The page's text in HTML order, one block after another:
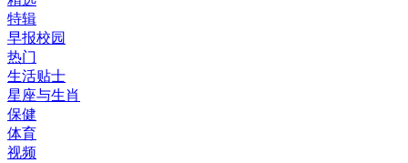
特辑
早报校园
热门
生活贴士
星座与生肖
保健
体育
视频